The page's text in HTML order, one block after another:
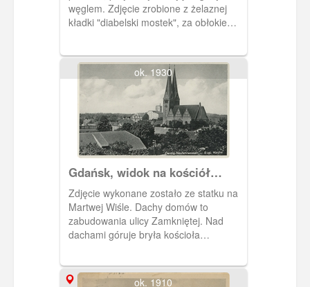
węglem. Zdjęcie zrobione z żelaznej
kładki "diabelski mostek", za obłokiem
ok. 1930
Gdańsk, widok na kościół
ewangelicki w Nowym Porcie
Zdjęcie wykonane zostało ze statku na
Martwej Wiśle. Dachy domów to
zabudowania ulicy Zamkniętej. Nad
dachami góruje bryła kościoła
elewator zbożowy Simona Ankera. Dom
z dwoma kominami na dachu to hotel
ok. 1910